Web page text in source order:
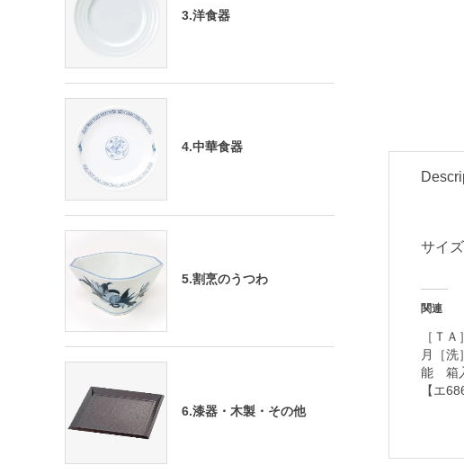
サイ
関連
［Ｔ
月［
能 箱
【エ
3.洋食器
4.中華食器
5.割烹のうつわ
6.漆器・木製・その他